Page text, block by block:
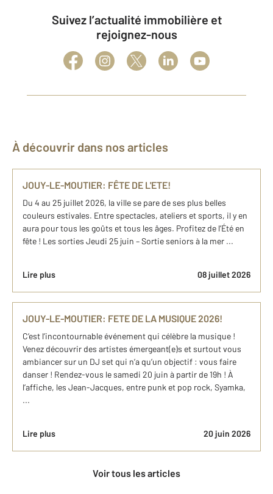
Suivez l’actualité immobilière et
rejoignez-nous
À découvrir dans nos articles
JOUY-LE-MOUTIER: FÊTE DE L'ETE!
Du 4 au 25 juillet 2026, la ville se pare de ses plus belles
couleurs estivales. Entre spectacles, ateliers et sports, il y en
aura pour tous les goûts et tous les âges. Profitez de l’Été en
fête ! Les sorties Jeudi 25 juin – Sortie seniors à la mer ...
Lire plus 08 juillet 2026
JOUY-LE-MOUTIER: FETE DE LA MUSIQUE 2026!
C’est l’incontournable événement qui célèbre la musique !
Venez découvrir des artistes émergeant(e)s et surtout vous
ambiancer sur un DJ set qui n’a qu’un objectif : vous faire
danser ! Rendez-vous le samedi 20 juin à partir de 19h ! À
l’affiche, les Jean-Jacques, entre punk et pop rock, Syamka,
...
Lire plus 20 juin 2026
Voir tous les articles